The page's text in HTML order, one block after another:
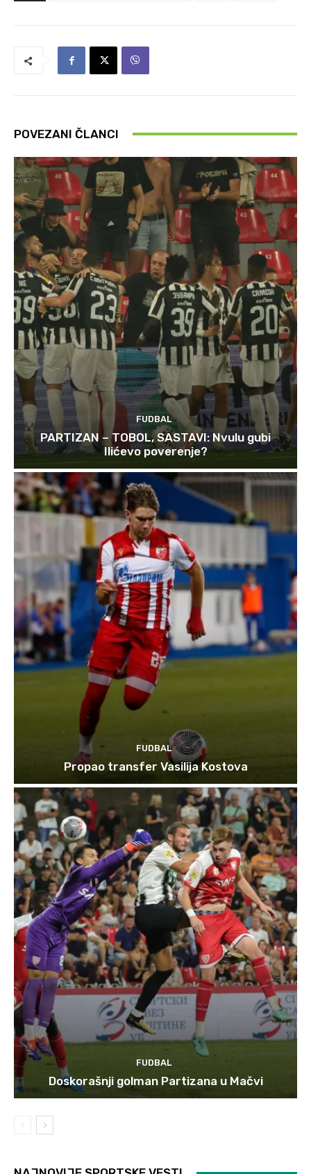
POVEZANI ČLANCI
FUDBAL
PARTIZAN – TOBOL, SASTAVI: Nvulu gubi
Ilićevo poverenje?
FUDBAL
Propao transfer Vasilija Kostova
FUDBAL
Doskorašnji golman Partizana u Mačvi